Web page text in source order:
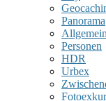
Panorama
Allgemein
Personen
HDR
Urbex